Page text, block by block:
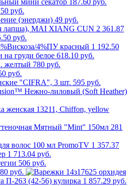
187.60 руб.
руб.
49 руб.
2 361.87
руб.
1 192.50
618.10 руб.
780 руб.
руб.
595 руб.
281
1 357.37
1 713.04 руб.
506 руб.
руб.
1 857.29 руб.